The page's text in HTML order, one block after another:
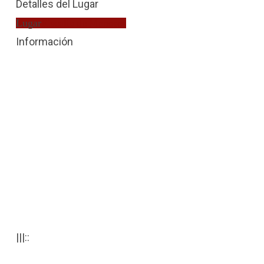
Detalles del Lugar
LugarFiscalía de Menores
Información
|||::